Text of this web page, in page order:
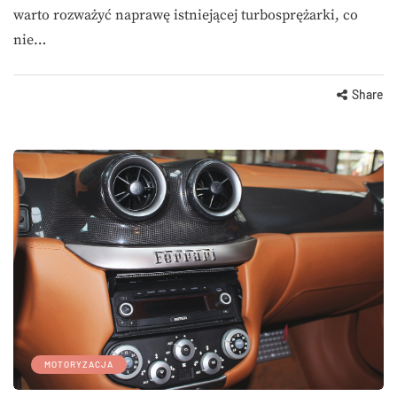
warto rozważyć naprawę istniejącej turbosprężarki, co
nie…
Share
MOTORYZACJA